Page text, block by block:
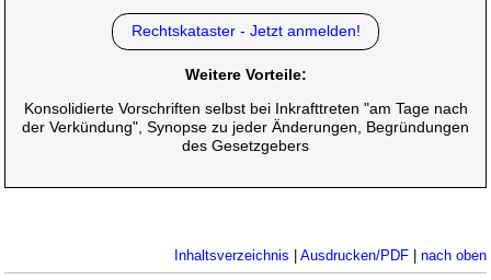
Rechtskataster - Jetzt anmelden!
Weitere Vorteile:
Konsolidierte Vorschriften selbst bei Inkrafttreten "am Tage nach
der Verkündung", Synopse zu jeder Änderungen, Begründungen
des Gesetzgebers
Inhaltsverzeichnis Ausdrucken/PDF| nach oben